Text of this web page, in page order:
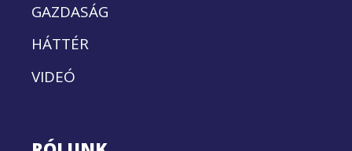
GAZDASÁG
HÁTTÉR
VIDEÓ